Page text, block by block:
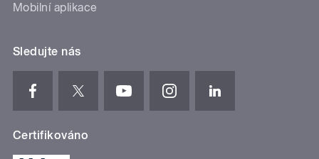
Mobilní aplikace
Sledujte nás
Certifikováno